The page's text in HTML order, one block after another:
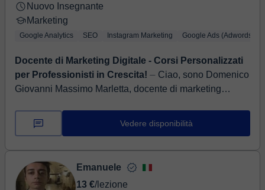
Nuovo Insegnante
Marketing
Google Analytics SEO Instagram Marketing Google Ads (Adwords)
Docente di Marketing Digitale - Corsi Personalizzati
per Professionisti in Crescita! ⏤ Ciao, sono Domenico
Giovanni Massimo Marletta, docente di marketing
sulle strategie di SEO e...
Vedere disponibilità
Emanuele
13 €/lezione